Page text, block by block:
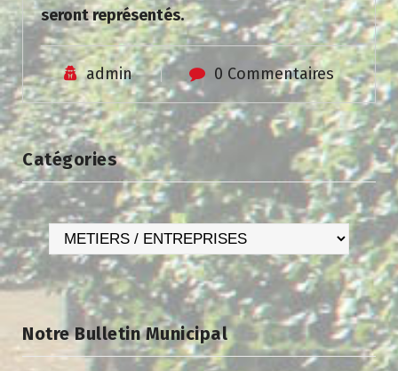
seront représentés.
admin 0 Commentaires
Catégories
Catégories
Notre Bulletin Municipal